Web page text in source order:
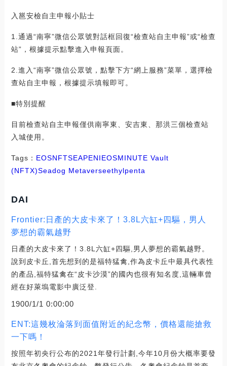
入邕安檢自主申報小貼士
1.通過“南寧”微信公眾號對話框回復“檢查站自主申報”或“檢查
站”，根據提示點擊進入申報頁面。
2.進入“南寧”微信公眾號，點擊下方“網上服務”菜單，選擇檢
查站自主申報，根據提示填報即可。
■特別提醒
目前檢查站自主申報僅供南寧東、安吉東、那洪三個檢查站
入城使用。
Tags： EOSNFTSEAPENIEOSMINUTE Vault
(NFTX)Seadog Metaverseethylpenta
DAI
Frontier:日產的大皮卡來了！3.8L六缸+四驅，男人
夢想的霸氣越野
日產的大皮卡來了！3.8L六缸+四驅,男人夢想的霸氣越野。
說到皮卡丘,首先想到的是福特猛禽,作為皮卡丘中最具代表性
的產品,福特猛禽在“皮卡沙漠”的國內也很有知名度,這輛車曾
經在好萊塢電影中廣泛登.
1900/1/1 0:00:00
ENT:這幾枚淪落到面值附近的紀念幣，價格還能搶救
一下嗎！
按照年初央行公布的2021年發行計劃,今年10月份大概率要發